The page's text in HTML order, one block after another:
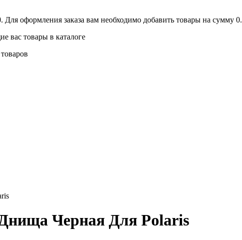
Для оформления заказа вам необходимо добавить товары на сумму 0.
вас товары в каталоге
Черная Для Polaris